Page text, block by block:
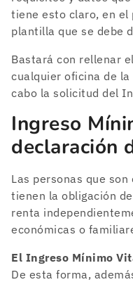
tiene esto claro, en el
plantilla que se debe
Bastará con rellenar
cualquier oficina de la
cabo la solicitud del
Ingreso
declaración
Las personas que
tienen la obligación
renta
económicas o
El Ingreso Mínimo
De esta forma,